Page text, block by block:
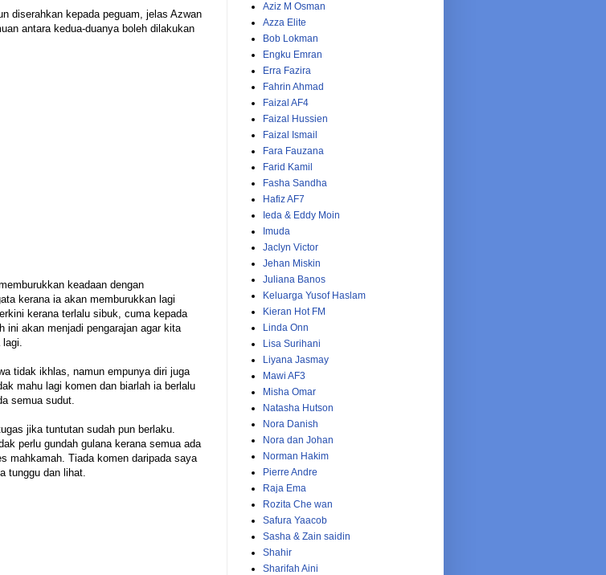
diserahkan kepada peguam, jelas Azwan
antara kedua-duanya boleh dilakukan
keadaan dengan
kerana ia akan memburukkan lagi
kerana terlalu sibuk, cuma kepada
ini akan menjadi pengarajan agar kita
tidak ikhlas, namun empunya diri juga
mahu lagi komen dan biarlah ia berlalu
semua sudut.
jika tuntutan sudah pun berlaku.
perlu gundah gulana kerana semua ada
mahkamah. Tiada komen daripada saya
tunggu dan lihat.
Aziz M Osman
Azza Elite
Bob Lokman
Engku Emran
Erra Fazira
Fahrin Ahmad
Faizal AF4
Faizal Hussien
Faizal Ismail
Fara Fauzana
Farid Kamil
Fasha Sandha
Hafiz AF7
Ieda & Eddy Moin
Imuda
Jaclyn Victor
Jehan Miskin
Juliana Banos
Keluarga Yusof Haslam
Kieran Hot FM
Linda Onn
Lisa Surihani
Liyana Jasmay
Mawi AF3
Misha Omar
Natasha Hutson
Nora Danish
Nora dan Johan
Norman Hakim
Pierre Andre
Raja Ema
Rozita Che wan
Safura Yaacob
Sasha & Zain saidin
Shahir
Sharifah Aini